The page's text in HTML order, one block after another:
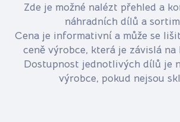
Zde je možné nalézt přehled a
náhradních dílů a
Cena je informativní a může se
ceně výrobce, která je závislá na
Dostupnost jednotlivých dílů je
výrobce, pokud nejsou